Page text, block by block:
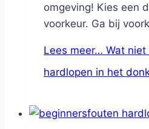
omgeving! Kies een
voorkeur. Ga bij
Lees meer… Wat
hardlopen in het